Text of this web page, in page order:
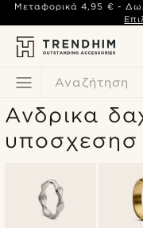
Αναζήτηση
Μεταφορικά 4,95 € -
Ανδρικα
υποσχεσησ